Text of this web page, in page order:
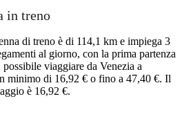
in treno
di treno è di 114,1 km e impiega 3
al giorno, con la prima partenza
viaggiare da Venezia a
minimo di 16,92 € o fino a 47,40 €. Il
è 16,92 €.